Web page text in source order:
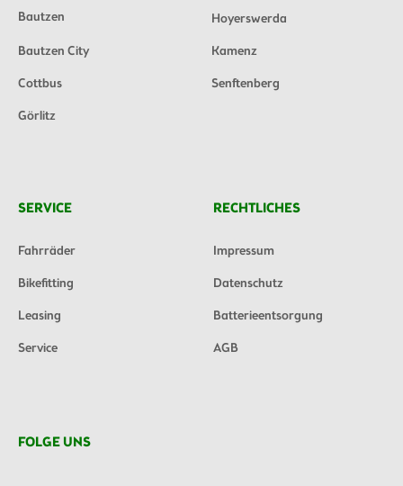
Bautzen
Hoyerswerda
Bautzen City
Kamenz
Cottbus
Senftenberg
Görlitz
SERVICE
Fahrräder
Bikefitting
Leasing
Service
RECHTLICHES
Impressum
Datenschutz
Batterieentsorgung
AGB
FOLGE UNS